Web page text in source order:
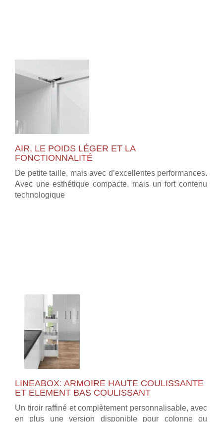
AIR, LE POIDS LÉGER ET LA
FONCTIONNALITÉ
De petite taille, mais avec d’excellentes performances.
Avec une esthétique compacte, mais un fort contenu
technologique
LINEABOX: ARMOIRE HAUTE COULISSANTE
ET ELEMENT BAS COULISSANT
Un tiroir raffiné et complètement personnalisable, avec
en plus une version disponible pour colonne ou